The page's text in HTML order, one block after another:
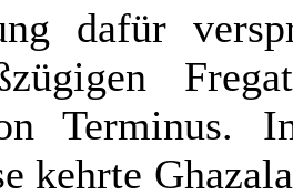
dafür
Terminus.
kehrte